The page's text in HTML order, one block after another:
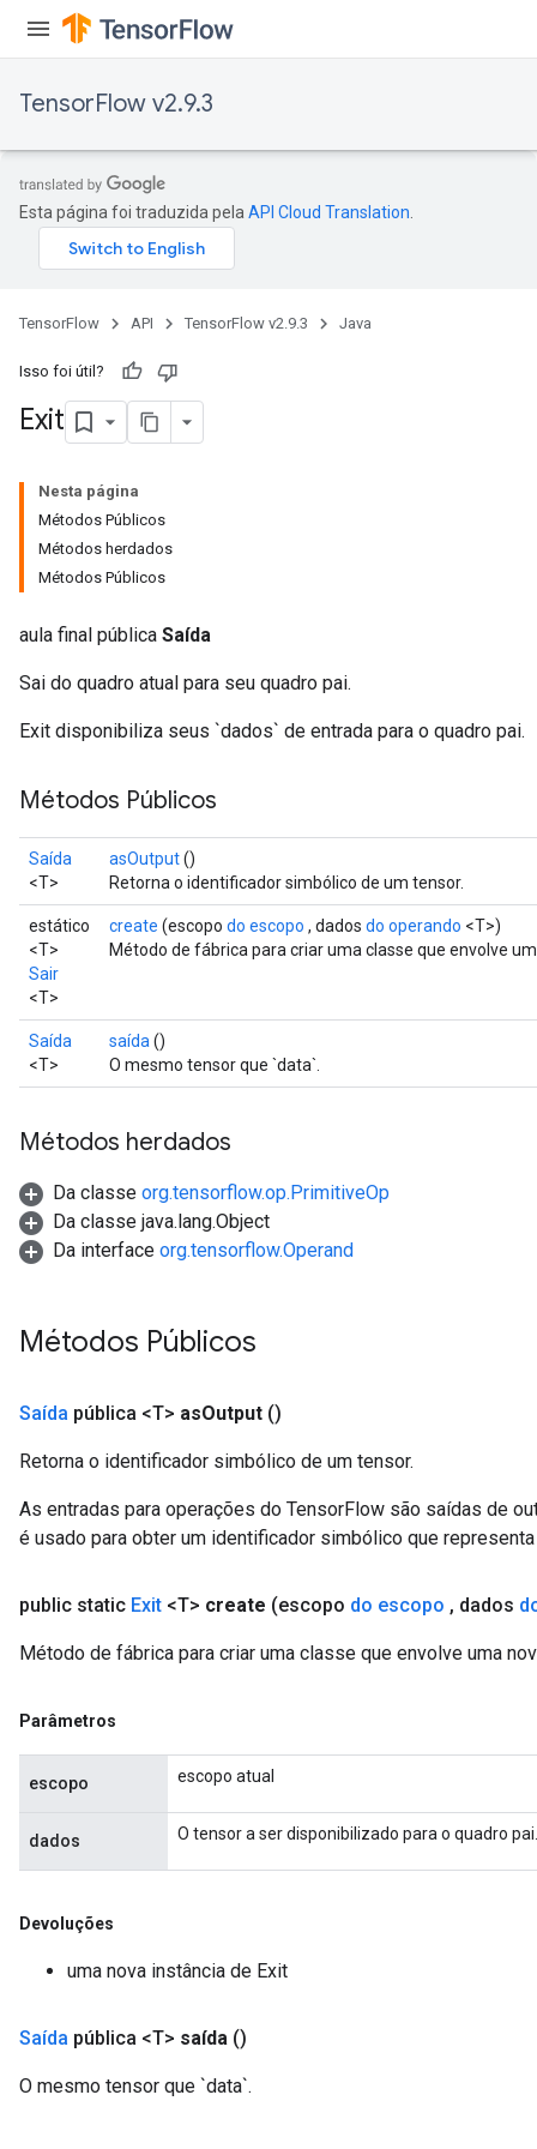
TensorFlow v2.9.3
Esta página foi traduzida pela API Cloud Translation
TensorFlow API TensorFlow v2.9.3 Java
Isso foi útil?
Exit
Nesta página
Métodos Públicos
Métodos herdados
Métodos Públicos
aula final pública Saída
Sai do quadro atual para seu quadro pai.
Exit disponibiliza seus `dados` de entrada para o quadro pai.
Métodos Públicos
Saída
<T>
asOutput()
Retorna o identificador simbólico de um tensor.
estático
<T>
Sair
<T>
create (escopo do escopo , dados do operando <T>)
Método de fábrica para criar uma classe que envolve
Saída
<T>
saída ()
O mesmo tensor que `data`.
Métodos herdados
Da classe org.tensorflow.op.PrimitiveOp
Da classe java.lang.Object
Da interface org.tensorflow.Operand
Métodos Públicos
Saída pública <T> asOutput ()
Retorna o identificador simbólico de um tensor.
As entradas para operações do TensorFlow são saídas de
é usado para obter um identificador simbólico que
public static Exit <T> create (escopo do escopo , dados
Método de fábrica para criar uma classe que envolve uma
Parâmetros
escopo escopo atual
dados O tensor a ser disponibilizado para o quadro pai.
Devoluções
uma nova instância de Exit
Saída pública <T> saída ()
O mesmo tensor que `data`.